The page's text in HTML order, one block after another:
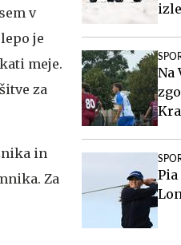
v
je
meje.
za
in
Za
Na